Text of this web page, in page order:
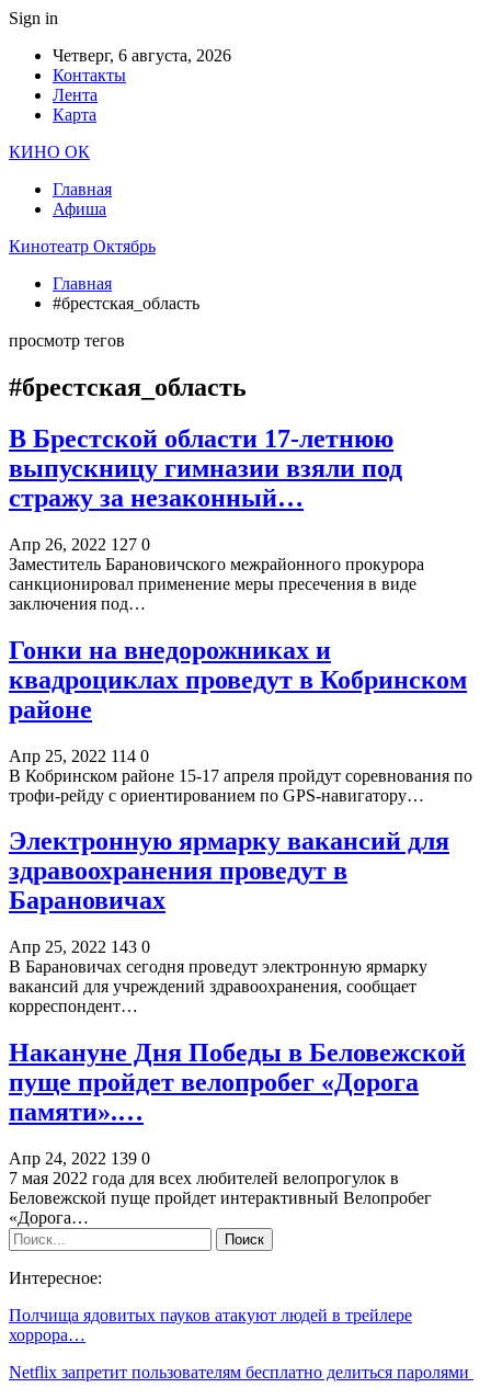
Sign in
Четверг, 6 августа, 2026
Контакты
Лента
Карта
КИНО ОК
Главная
Афиша
Кинотеатр Октябрь
Главная
#брестская_область
просмотр тегов
#брестская_область
В Брестской области 17-летнюю
выпускницу гимназии взяли под
стражу за незаконный…
Апр 26, 2022 127 0
Заместитель Барановичского межрайонного прокурора
санкционировал применение меры пресечения в виде
заключения под…
Гонки на внедорожниках и
квадроциклах проведут в Кобринском
районе
Апр 25, 2022 114 0
В Кобринском районе 15-17 апреля пройдут соревнования по
трофи-рейду с ориентированием по GPS-навигатору…
Электронную ярмарку вакансий для
здравоохранения проведут в
Барановичах
Апр 25, 2022 143 0
В Барановичах сегодня проведут электронную ярмарку
вакансий для учреждений здравоохранения, сообщает
корреспондент…
Накануне Дня Победы в Беловежской
пуще пройдет велопробег «Дорога
памяти».…
Апр 24, 2022 139 0
7 мая 2022 года для всех любителей велопрогулок в
Беловежской пуще пройдет интерактивный Велопробег
«Дорога…
Интересное:
Полчища ядовитых пауков атакуют людей в трейлере
хоррора…
Netflix запретит пользователям бесплатно делиться паролями